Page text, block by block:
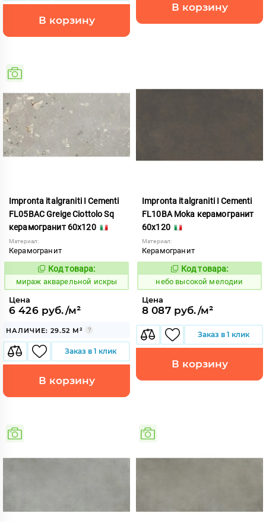
В корзину
В корзину
Impronta italgraniti I Cementi
FL05BAC Greige Ciottolo Sq
керамогранит 60x120
Материал:
Керамогранит
984409
Код товара:
мираж акварельной искры
Цена
6 426 руб./м²
НАЛИЧИЕ: 29.52 М²
Заказ в 1 клик
В корзину
Impronta italgraniti I Cementi
FL10BA Moka керамогранит
60x120
Материал:
Керамогранит
1111423
Код товара:
небо высокой мелодии
Цена
8 087 руб./м²
Заказ в 1 клик
В корзину